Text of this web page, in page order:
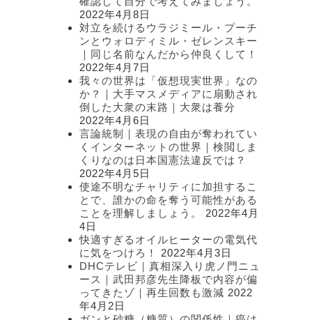
2022年4月8日
対立を続けるウラジミール・プーチ
ンとウォロディミル・ゼレンスキー
｜同じ名前なんだから仲良くして！
2022年4月7日
我々の世界は「仮想現実世界」なの
か？｜大手マスメディアに扇動され
倒した大衆の末路｜大衆は養分
2022年4月6日
言論統制｜表現の自由が奪われてい
くインターネットの世界｜検閲しま
くりなのは日本国憲法違反では？
2022年4月5日
使途不明なチャリティに加担するこ
とで、誰かの命を奪う可能性がある
ことを理解しましょう。
2022年4月
4日
快適すぎるオイルヒーターの電気代
に気をつけろ！
2022年4月3日
DHCテレビ｜真相深入り虎ノ門ニュ
ース｜武田邦彦先生降板で内容が偏
ってきたゾ｜再生回数も激減 2022
年4月2日